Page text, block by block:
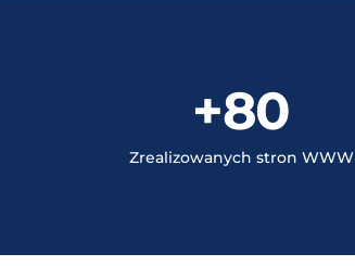
+80
Zrealizowanych stron WWW